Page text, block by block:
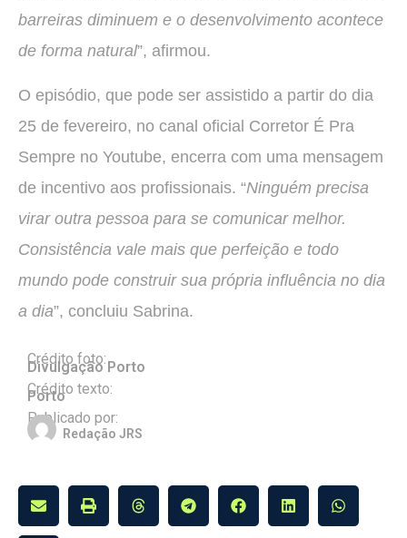
barreiras diminuem e o desenvolvimento acontece
de forma natural”, afirmou.
O episódio, que pode ser assistido a partir do dia
25 de fevereiro, no canal oficial Corretor É Pra
Sempre no Youtube, encerra com uma mensagem
de incentivo aos profissionais. “Ninguém precisa
virar outra pessoa para se comunicar melhor.
Consistência vale mais que perfeição e todo
mundo pode construir sua própria influência no dia
a dia”, concluiu Sabrina.
Crédito foto:
Divulgação Porto
Crédito texto:
Porto
Publicado por:
Redação JRS